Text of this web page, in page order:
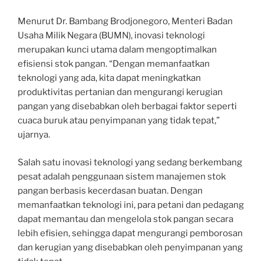
Menurut Dr. Bambang Brodjonegoro, Menteri Badan
Usaha Milik Negara (BUMN), inovasi teknologi
merupakan kunci utama dalam mengoptimalkan
efisiensi stok pangan. “Dengan memanfaatkan
teknologi yang ada, kita dapat meningkatkan
produktivitas pertanian dan mengurangi kerugian
pangan yang disebabkan oleh berbagai faktor seperti
cuaca buruk atau penyimpanan yang tidak tepat,”
ujarnya.
Salah satu inovasi teknologi yang sedang berkembang
pesat adalah penggunaan sistem manajemen stok
pangan berbasis kecerdasan buatan. Dengan
memanfaatkan teknologi ini, para petani dan pedagang
dapat memantau dan mengelola stok pangan secara
lebih efisien, sehingga dapat mengurangi pemborosan
dan kerugian yang disebabkan oleh penyimpanan yang